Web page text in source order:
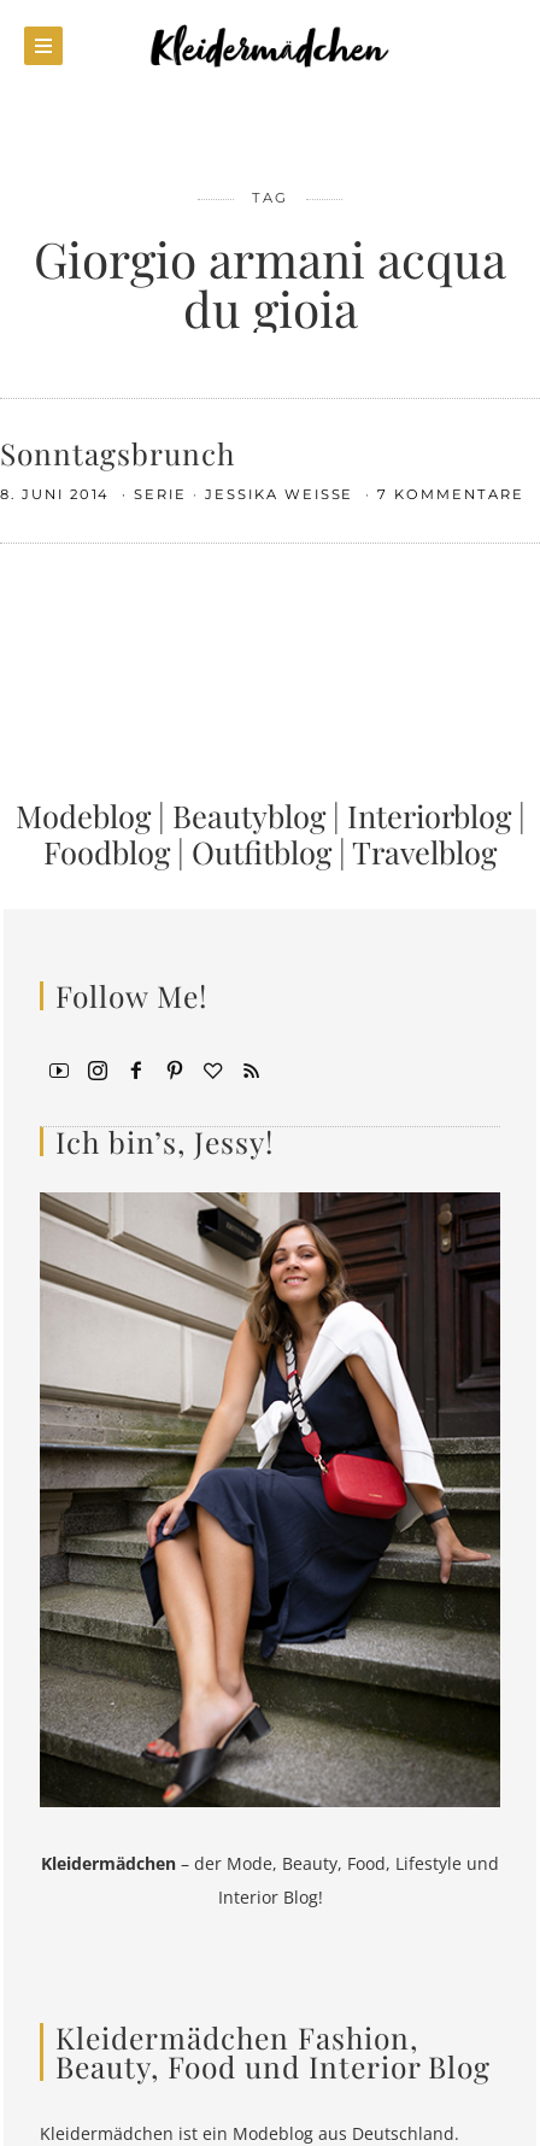
TAG
Giorgio armani acqua
du gioia
Sonntagsbrunch
8. JUNI 2014 SERIE JESSIKA WEISSE 7 KOMMENTARE
Modeblog| Beautyblog| Interiorblog|
Foodblog| Outfitblog| Travelblog
Follow Me!
Ich bin’s, Jessy!
Kleidermädchen – der Mode, Beauty, Food, Lifestyle und
Interior Blog!
Kleidermädchen Fashion,
Beauty, Food und Interior Blog
Kleidermädchen ist ein Modeblog aus Deutschland.